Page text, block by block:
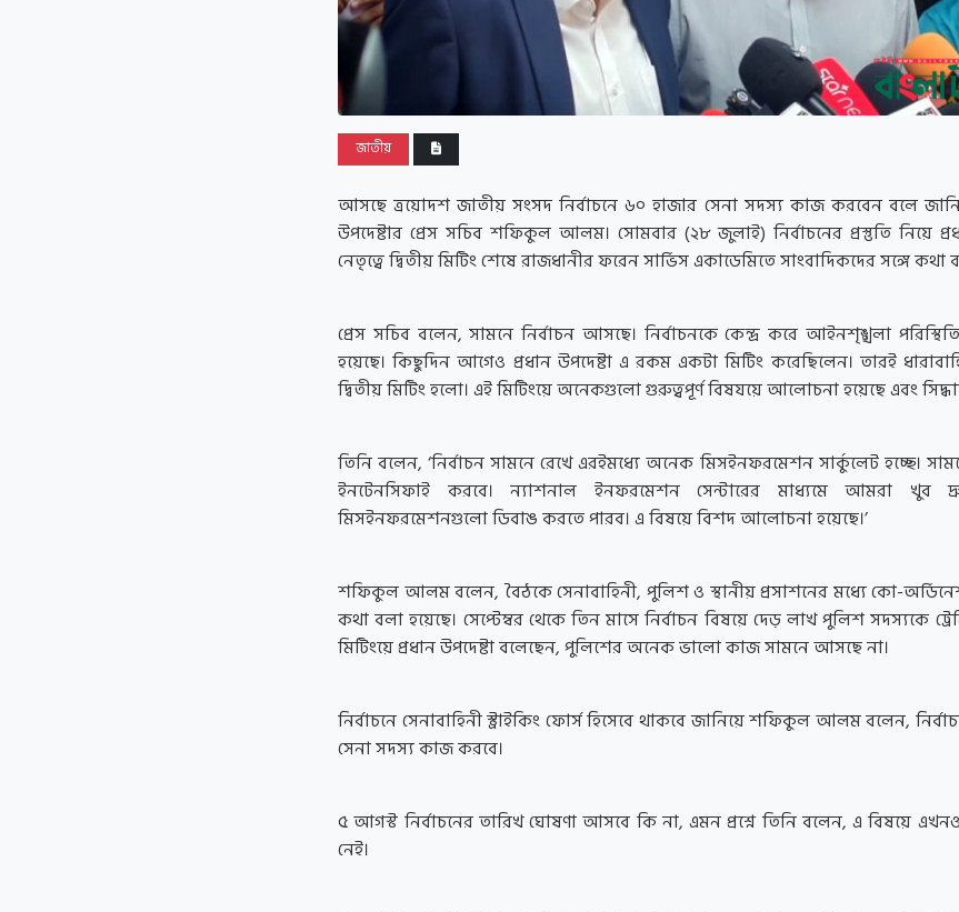
জাতীয়
আসছে ত্রয়োদশ জাতীয় সংসদ নির্বাচনে ৬০ হাজার সেনা সদস্য কাজ করবেন বলে
উপদেষ্টার প্রেস সচিব শফিকুল আলম। সোমবার (২৮ জুলাই) নির্বাচনের প্রস্তুতি নিয়ে
নেতৃত্বে দ্বিতীয় মিটিং শেষে রাজধানীর ফরেন সার্ভিস একাডেমিতে সাংবাদিকদের সঙ্গে কথা
প্রেস সচিব বলেন, সামনে নির্বাচন আসছে। নির্বাচনকে কেন্দ্র করে আইনশৃঙ্খলা
হয়েছে। কিছুদিন আগেও প্রধান উপদেষ্টা এ রকম একটা মিটিং করেছিলেন। তারই
দ্বিতীয় মিটিং হলো। এই মিটিংয়ে অনেকগুলো গুরুত্বপূর্ণ বিষযয়ে আলোচনা হয়েছে এবং
তিনি বলেন, ‘নির্বাচন সামনে রেখে এরইমধ্যে অনেক মিসইনফরমেশন সার্কুলেট হচ্ছে।
ইনটেনসিফাই করবে। ন্যাশনাল ইনফরমেশন সেন্টারের মাধ্যমে আমরা খুব
মিসইনফরমেশনগুলো ডিবাঙ করতে পারব। এ বিষয়ে বিশদ আলোচনা হয়েছে।’
শফিকুল আলম বলেন, বৈঠকে সেনাবাহিনী, পুলিশ ও স্থানীয় প্রসাশনের মধ্যে কো-
কথা বলা হয়েছে। সেপ্টেম্বর থেকে তিন মাসে নির্বাচন বিষয়ে দেড় লাখ পুলিশ সদস্যকে
মিটিংয়ে প্রধান উপদেষ্টা বলেছেন, পুলিশের অনেক ভালো কাজ সামনে আসছে না।
নির্বাচনে সেনাবাহিনী স্ট্রাইকিং ফোর্স হিসেবে থাকবে জানিয়ে শফিকুল আলম বলেন,
সেনা সদস্য কাজ করবে।
৫ আগস্ট নির্বাচনের তারিখ ঘোষণা আসবে কি না, এমন প্রশ্নে তিনি বলেন, এ বিষয়ে
নেই।